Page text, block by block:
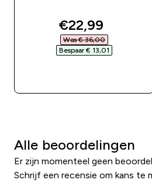
discounted
€22,99‎
Was € 36,00‎
Bespaar € 13,01‎
Alle beoordelingen
Er zijn momenteel geen
Schrijf een recensie om kans te